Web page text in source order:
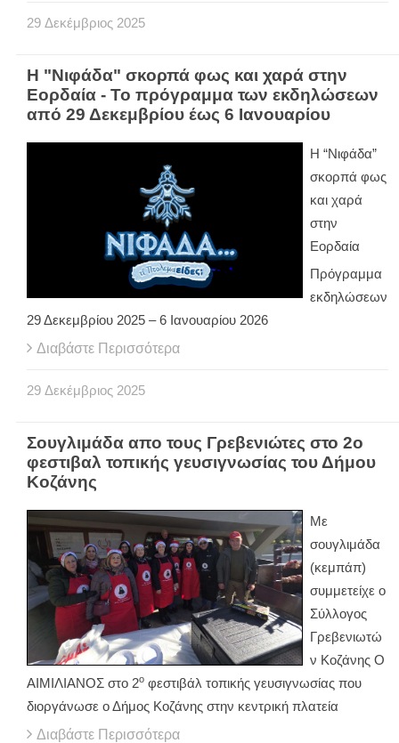
29 Δεκέμβριος 2025
Η "Νιφάδα" σκορπά φως και χαρά στην
Εορδαία - Το πρόγραμμα των εκδηλώσεων
από 29 Δεκεμβρίου έως 6 Ιανουαρίου
Η “Νιφάδα”
σκορπά φως
και χαρά
στην
Εορδαία
Πρόγραμμα
εκδηλώσεων
29 Δεκεμβρίου 2025 – 6 Ιανουαρίου 2026
Διαβάστε Περισσότερα
29 Δεκέμβριος 2025
Σουγλιμάδα απο τους Γρεβενιώτες στο 2o
φεστιβαλ τοπικής γευσιγνωσίας του Δήμου
Κοζάνης
Με
σουγλιμάδα
(κεμπάπ)
συμμετείχε ο
Σύλλογος
Γρεβενιωτώ
ν Κοζάνης Ο
ΑΙΜΙΛΙΑΝΟΣ στο 2ο φεστιβάλ τοπικής γευσιγνωσίας που
διοργάνωσε ο Δήμος Κοζάνης στην κεντρική πλατεία
Διαβάστε Περισσότερα